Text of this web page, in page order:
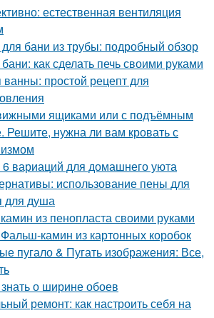
естественная вентиляция
бани из трубы: подробный обзор
как сделать печь своими руками
простой рецепт для
ящиками или с подъёмным
нужна ли вам кровать с
вариаций для домашнего уюта
использование пены для
для душа
из пенопласта своими руками
камин из картонных коробок
пугало & Пугать изображения: Все,
о ширине обоев
ремонт: как настроить себя на